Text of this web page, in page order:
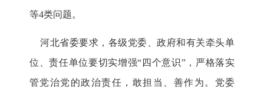
等4类问题。
河北省委要求，各级党委、政府和有关牵头单
位、责任单位要切实增强“四个意识”，严格落实
管党治党的政治责任，敢担当、善作为。党委